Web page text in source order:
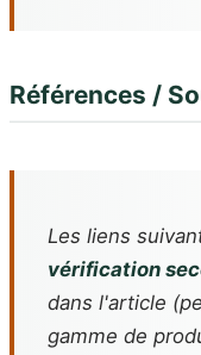
Références /
Les liens
vérification
dans l'article
gamme de